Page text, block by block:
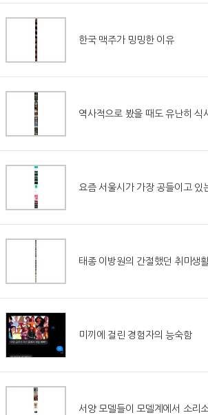
한국 맥주가 밍밍한 이유
역사적으로 봤을 때도 유난히 식
요즘 서울시가 가장 공들이고 있
태종 이방원의 간절했던 취미생
미끼에 걸린 경험자의 능숙함
서양 모델들이 모델계에서 소리